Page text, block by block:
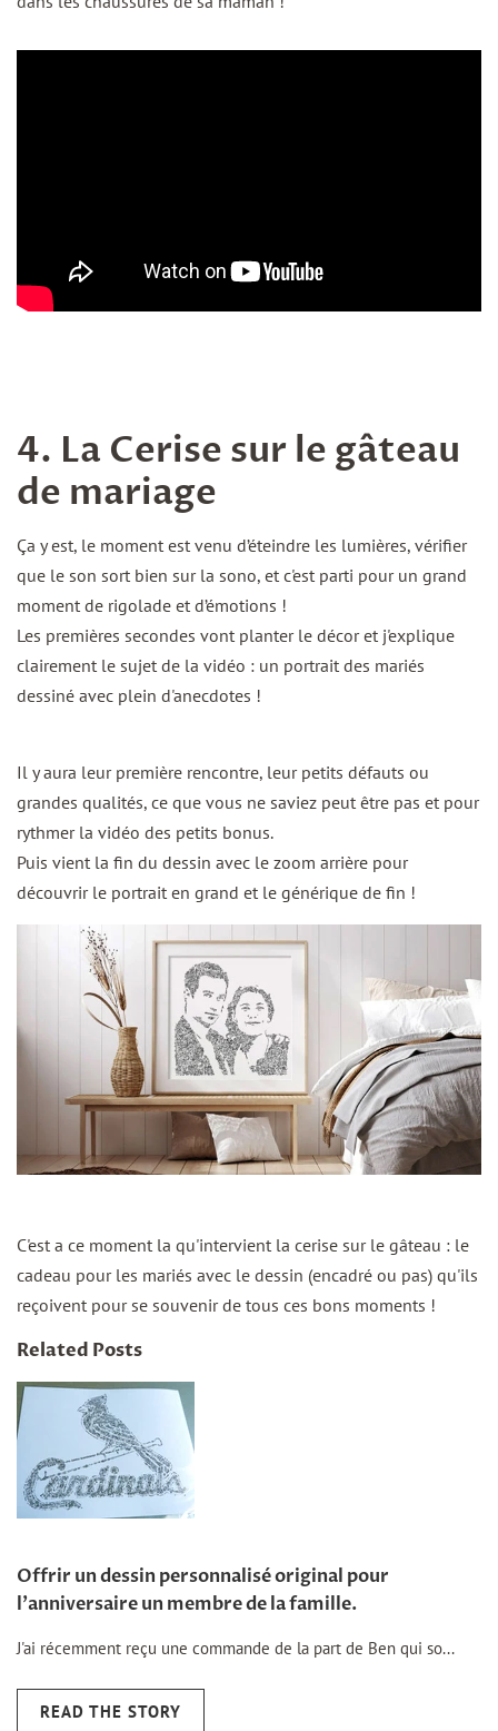
4. La Cerise sur le gâteau
de mariage
Ça y est, le moment est venu d’éteindre les lumières, vérifier
que le son sort bien sur la sono, et c'est parti pour un grand
moment de rigolade et d’émotions !
Les premières secondes vont planter le décor et j'explique
clairement le sujet de la vidéo : un portrait des mariés
dessiné avec plein d'anecdotes !
Il y aura leur première rencontre, leur petits défauts ou
grandes qualités, ce que vous ne saviez peut être pas et pour
rythmer la vidéo des petits bonus.
Puis vient la fin du dessin avec le zoom arrière pour
découvrir le portrait en grand et le générique de fin !
C'est a ce moment la qu'intervient la cerise sur le gâteau : le
cadeau pour les mariés avec le dessin (encadré ou pas) qu'ils
reçoivent pour se souvenir de tous ces bons moments !
Related Posts
Offrir un dessin personnalisé original pour
l'anniversaire un membre de la famille.
J'ai récemment reçu une commande de la part de Ben qui so...
READ THE STORY